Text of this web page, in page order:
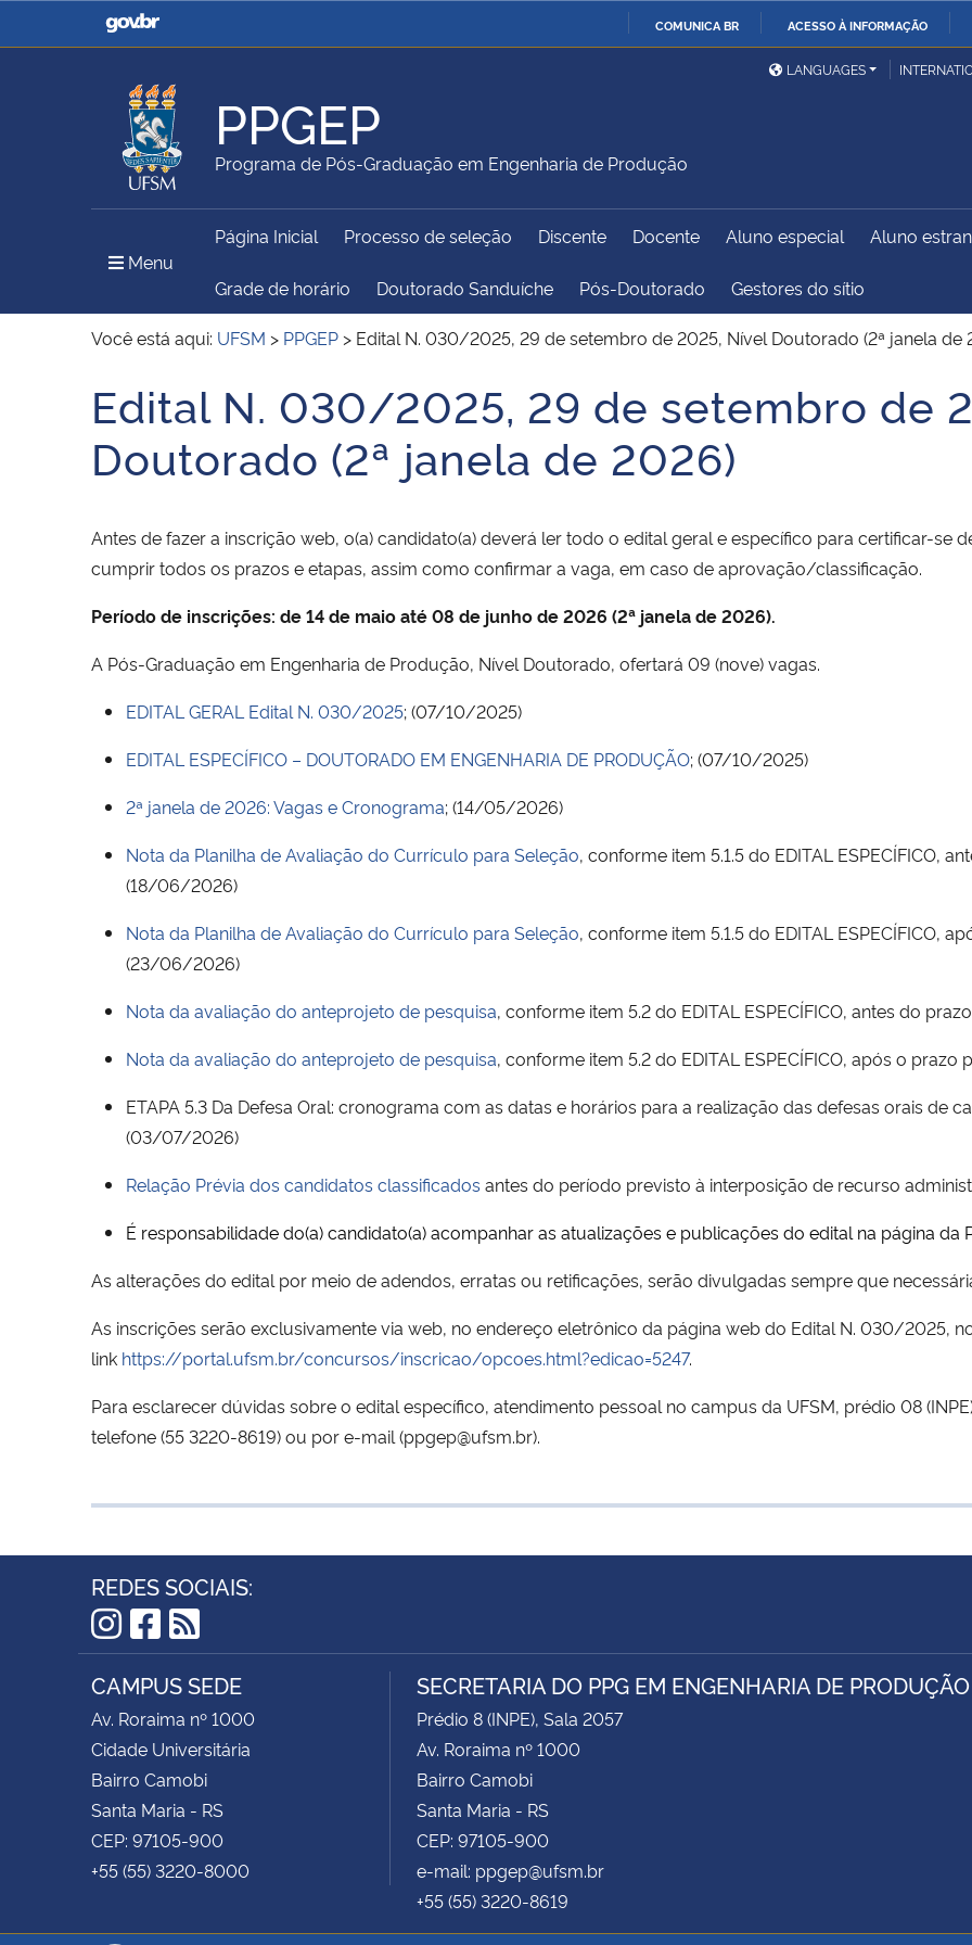
COMUNICA BR ACESSO À INFORMAÇÃO
Casa Civil
Ministério da Justiça e
Ministério da Defesa
Ministério das Relações
Exteriores
Ministério da Agricultura,
Pecuária e Abastecimento
Ministério da Educação
Ministério do Meio Ambiente
Desenvolvimento Regional
Controladoria-Geral da
União
Institucional
LANGUAGES
PPGEP
Programa de Pós-Graduação em Engenharia de Produção
Menu
Página Inicial Processo de seleção Discente Docente Aluno especial Aluno
Grade de horário Doutorado Sanduíche Pós-Doutorado Gestores do sítio
Você está aqui: UFSM > PPGEP > Edital N. 030/2025, 29 de setembro de 2025, Nível Doutorado (2ª janela de
Início do conteúdo
Edital N. 030/2025, 29 de setembro de
Doutorado (2ª janela de 2026)
Antes de fazer a inscrição web, o(a) candidato(a) deverá ler todo o edital geral e específico para certificar-se
cumprir todos os prazos e etapas, assim como confirmar a vaga, em caso de aprovação/classificação.
Período de inscrições: de 14 de maio até 08 de junho de 2026 (2ª janela de 2026).
A Pós-Graduação em Engenharia de Produção, Nível Doutorado, ofertará 09 (nove) vagas.
EDITAL GERAL Edital N. 030/2025; (07/10/2025)
EDITAL ESPECÍFICO – DOUTORADO EM ENGENHARIA DE PRODUÇÃO; (07/10/2025)
2ª janela de 2026: Vagas e Cronograma; (14/05/2026)
Nota da Planilha de Avaliação do Currículo para Seleção, conforme item 5.1.5 do EDITAL ESPECÍFICO,
(18/06/2026)
Nota da Planilha de Avaliação do Currículo para Seleção, conforme item 5.1.5 do EDITAL ESPECÍFICO,
(23/06/2026)
Nota da avaliação do anteprojeto de pesquisa, conforme item 5.2 do EDITAL ESPECÍFICO, antes do
Nota da avaliação do anteprojeto de pesquisa, conforme item 5.2 do EDITAL ESPECÍFICO, após o
ETAPA 5.3 Da Defesa Oral: cronograma com as datas e horários para a realização das defesas orais de
(03/07/2026)
Relação Prévia dos candidatos classificados antes do período previsto à interposição de recurso
É responsabilidade do(a) candidato(a) acompanhar as atualizações e publicações do edital na página da
As alterações do edital por meio de adendos, erratas ou retificações, serão divulgadas sempre que
As inscrições serão exclusivamente via web, no endereço eletrônico da página web do Edital N. 030/2025,
link https://portal.ufsm.br/concursos/inscricao/opcoes.html?edicao=5247.
Para esclarecer dúvidas sobre o edital específico, atendimento pessoal no campus da UFSM, prédio 08
telefone (55 3220-8619) ou por e-mail (ppgep@ufsm.br).
REDES SOCIAIS:
Instagram
Facebook
RSS
CAMPUS SEDE
Av. Roraima nº 1000
Cidade Universitária
Bairro Camobi
Santa Maria - RS
CEP: 97105-900
+55 (55) 3220-8000
SECRETARIA DO PPG EM ENGENHARIA DE PRODUÇÃO
Prédio 8 (INPE), Sala 2057
Av. Roraima nº 1000
Bairro Camobi
Santa Maria - RS
CEP: 97105-900
e-mail: ppgep@ufsm.br
+55 (55) 3220-8619